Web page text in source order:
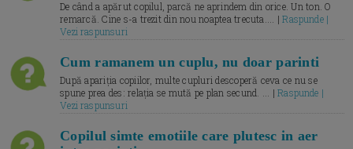
De când a apărut copilul, parcă ne aprindem din orice. Un ton. O
remarcă. Cine s-a trezit din nou noaptea trecuta.... |Raspunde |
Vezi raspunsuri
Cum ramanem un cuplu, nu doar parinti
După apariția copiilor, multe cupluri descoperă ceva ce nu se
spune prea des: relația se mută pe plan secund. ... |Raspunde |
Vezi raspunsuri
Copilul simte emotiile care plutesc in aer